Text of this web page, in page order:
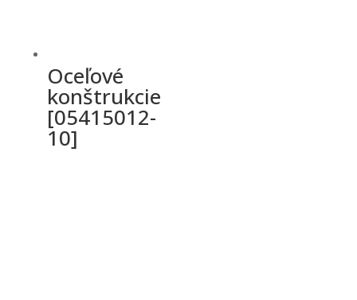
Oceľové
konštrukcie
[05415012-
10]